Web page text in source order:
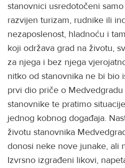
stanovnici usredotočeni
razvijen turizam, rudnike ili
nezaposlenost, hladnoću i
koji održava grad na životu,
za njega i bez njega
nitko od stanovnika ne bi bio
prvi dio priče o
stanovnike te pratimo
jednog kobnog događaja.
životu stanovnika
donosi neke nove junake, ali
Izvrsno izgrađeni likovi,